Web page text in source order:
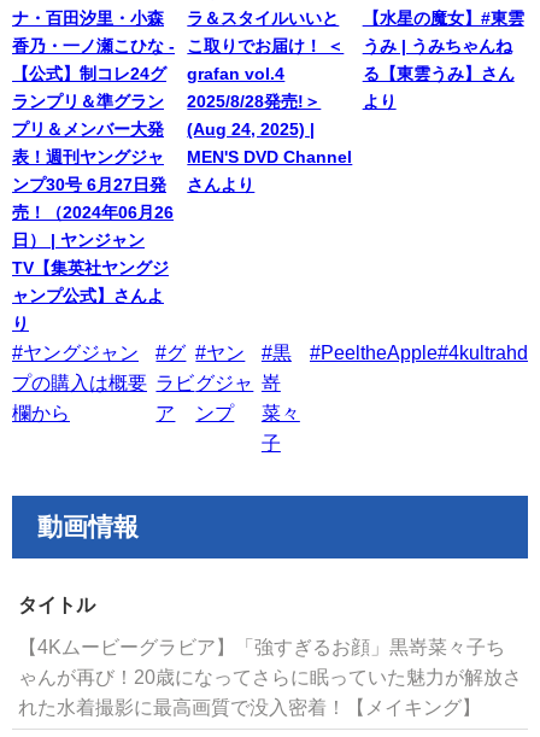
ナ・百田汐里・小森
香乃・一ノ瀬こひな -
【公式】制コレ24グ
ランプリ＆準グラン
プリ＆メンバー大発
表！週刊ヤングジャ
ンプ30号 6月27日発
売！（2024年06月26
日） | ヤンジャン
TV【集英社ヤングジ
ャンプ公式】さんよ
り
ラ＆スタイルいいと
こ取りでお届け！ ＜
grafan vol.4
2025/8/28発売!＞
(Aug 24, 2025) |
MEN'S DVD Channel
さんより
【水星の魔女】#東雲
うみ | うみちゃんね
る【東雲うみ】さん
より
#ヤングジャン
プの購入は概要
欄から
#グ
ラビ
ア
#ヤン
グジャ
ンプ
#黒
嵜
菜々
子
#PeeltheApple#4kultrahd
動画情報
タイトル
【4Kムービーグラビア】「強すぎるお顔」黒嵜菜々子ち
ゃんが再び！20歳になってさらに眠っていた魅力が解放さ
れた水着撮影に最高画質で没入密着！【メイキング】